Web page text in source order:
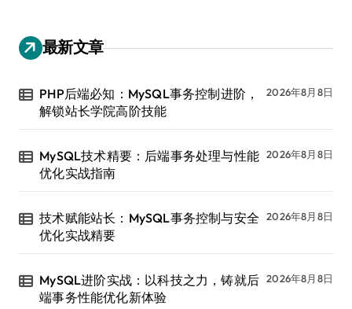
最新文章
PHP后端必知：MySQL事务控制进阶，
解锁站长学院高阶技能
2026年8月8日
MySQL技术精要：后端事务处理与性能
优化实战指南
2026年8月8日
技术赋能站长：MySQL事务控制与安全
优化实战精要
2026年8月8日
MySQL进阶实战：以科技之力，铸就后
端事务性能优化新体验
2026年8月8日